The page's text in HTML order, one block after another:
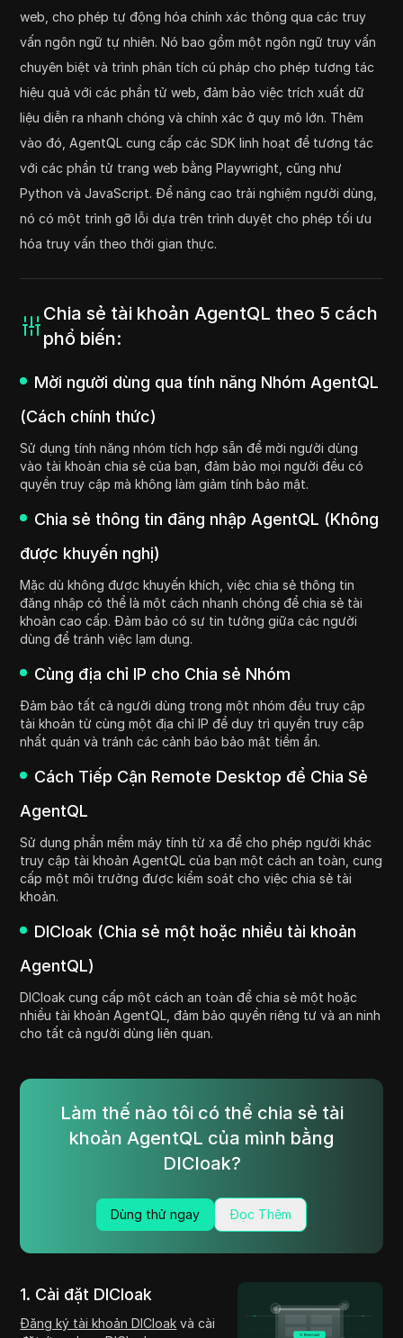
web, cho phép tự động hóa chính xác thông qua các truy
vấn ngôn ngữ tự nhiên. Nó bao gồm một ngôn ngữ truy vấn
chuyên biệt và trình phân tích cú pháp cho phép tương tác
hiệu quả với các phần tử web, đảm bảo việc trích xuất dữ
liệu diễn ra nhanh chóng và chính xác ở quy mô lớn. Thêm
vào đó, AgentQL cung cấp các SDK linh hoạt để tương tác
với các phần tử trang web bằng Playwright, cũng như
Python và JavaScript. Để nâng cao trải nghiệm người dùng,
nó có một trình gỡ lỗi dựa trên trình duyệt cho phép tối ưu
hóa truy vấn theo thời gian thực.
Chia sẻ tài khoản AgentQL theo 5 cách
phổ biến:
Mời người dùng qua tính năng Nhóm AgentQL
(Cách chính thức)
Sử dụng tính năng nhóm tích hợp sẵn để mời người dùng
vào tài khoản chia sẻ của bạn, đảm bảo mọi người đều có
quyền truy cập mà không làm giảm tính bảo mật.
Chia sẻ thông tin đăng nhập AgentQL (Không
được khuyến nghị)
Mặc dù không được khuyến khích, việc chia sẻ thông tin
đăng nhập có thể là một cách nhanh chóng để chia sẻ tài
khoản cao cấp. Đảm bảo có sự tin tưởng giữa các người
dùng để tránh việc lạm dụng.
Cùng địa chỉ IP cho Chia sẻ Nhóm
Đảm bảo tất cả người dùng trong một nhóm đều truy cập
tài khoản từ cùng một địa chỉ IP để duy trì quyền truy cập
nhất quán và tránh các cảnh báo bảo mật tiềm ẩn.
Cách Tiếp Cận Remote Desktop để Chia Sẻ
AgentQL
Sử dụng phần mềm máy tính từ xa để cho phép người khác
truy cập tài khoản AgentQL của bạn một cách an toàn, cung
cấp một môi trường được kiểm soát cho việc chia sẻ tài
khoản.
DICloak (Chia sẻ một hoặc nhiều tài khoản
AgentQL)
DICloak cung cấp một cách an toàn để chia sẻ một hoặc
nhiều tài khoản AgentQL, đảm bảo quyền riêng tư và an ninh
cho tất cả người dùng liên quan.
Làm thế nào tôi có thể chia sẻ tài
khoản AgentQL của mình bằng
DICloak?
Dùng thử ngay Đọc Thêm
1. Cài đặt DICloak
Đăng ký tài khoản DICloak và cài